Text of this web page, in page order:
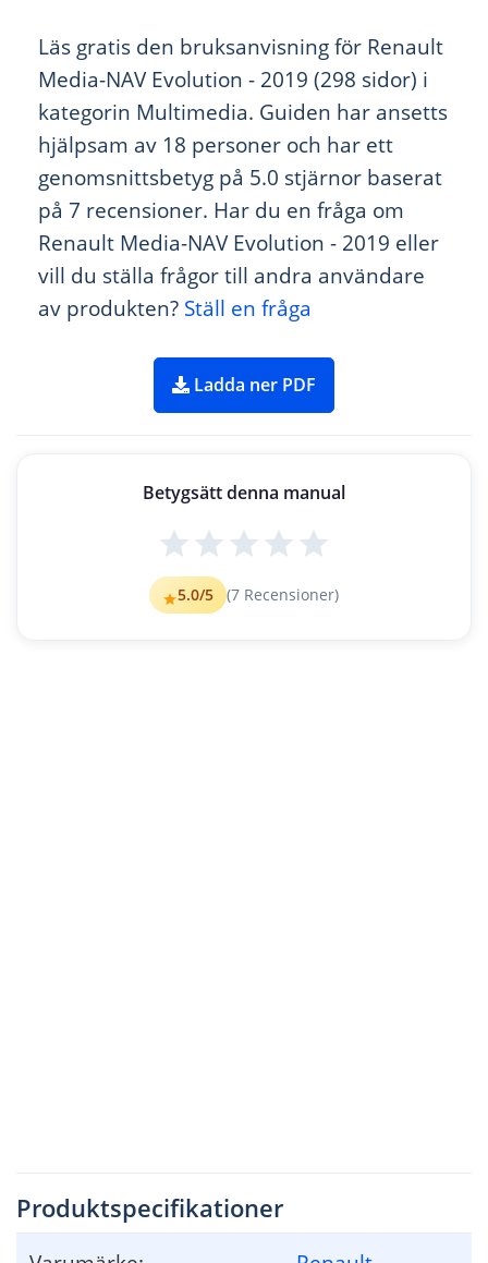
Läs gratis den bruksanvisning för Renault
Media-NAV Evolution - 2019 (298 sidor) i
kategorin Multimedia. Guiden har ansetts
hjälpsam av 18 personer och har ett
genomsnittsbetyg på 5.0 stjärnor baserat
på 7 recensioner. Har du en fråga om
Renault Media-NAV Evolution - 2019 eller
vill du ställa frågor till andra användare
av produkten? Ställ en fråga
Ladda ner PDF
Betygsätt denna manual
5.0/5 (7 Recensioner)
Produktspecifikationer